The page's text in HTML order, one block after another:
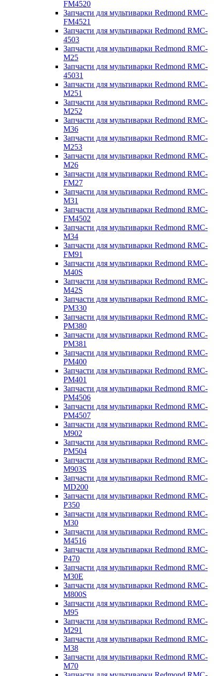
FM4520
Запчасти для мультиварки Redmond RMC-
FM4521
Запчасти для мультиварки Redmond RMC-
4503
Запчасти для мультиварки Redmond RMC-
M25
Запчасти для мультиварки Redmond RMC-
45031
Запчасти для мультиварки Redmond RMC-
M251
Запчасти для мультиварки Redmond RMC-
M252
Запчасти для мультиварки Redmond RMC-
M36
Запчасти для мультиварки Redmond RMC-
M253
Запчасти для мультиварки Redmond RMC-
M26
Запчасти для мультиварки Redmond RMC-
FM27
Запчасти для мультиварки Redmond RMC-
M31
Запчасти для мультиварки Redmond RMC-
FM4502
Запчасти для мультиварки Redmond RMC-
M34
Запчасти для мультиварки Redmond RMC-
FM91
Запчасти для мультиварки Redmond RMC-
M40S
Запчасти для мультиварки Redmond RMC-
M42S
Запчасти для мультиварки Redmond RMC-
PM330
Запчасти для мультиварки Redmond RMC-
PM380
Запчасти для мультиварки Redmond RMC-
PM381
Запчасти для мультиварки Redmond RMC-
PM400
Запчасти для мультиварки Redmond RMC-
PM401
Запчасти для мультиварки Redmond RMC-
PM4506
Запчасти для мультиварки Redmond RMC-
PM4507
Запчасти для мультиварки Redmond RMC-
M902
Запчасти для мультиварки Redmond RMC-
PM504
Запчасти для мультиварки Redmond RMC-
M903S
Запчасти для мультиварки Redmond RMC-
MD200
Запчасти для мультиварки Redmond RMC-
P350
Запчасти для мультиварки Redmond RMC-
M30
Запчасти для мультиварки Redmond RMC-
M4516
Запчасти для мультиварки Redmond RMC-
P470
Запчасти для мультиварки Redmond RMC-
M30E
Запчасти для мультиварки Redmond RMC-
M800S
Запчасти для мультиварки Redmond RMC-
M95
Запчасти для мультиварки Redmond RMC-
M291
Запчасти для мультиварки Redmond RMC-
M38
Запчасти для мультиварки Redmond RMC-
M70